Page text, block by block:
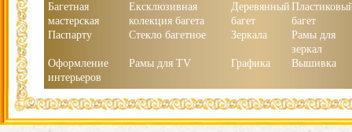
Багетная
мастерская
Ексклюзивная
колекция багета
Деревянный
багет
багет
Паспарту
Стекло багетное Зеркала
Рамы для
зеркал
Оформление
интерьеров
Рамы для TV Графика Вышивка